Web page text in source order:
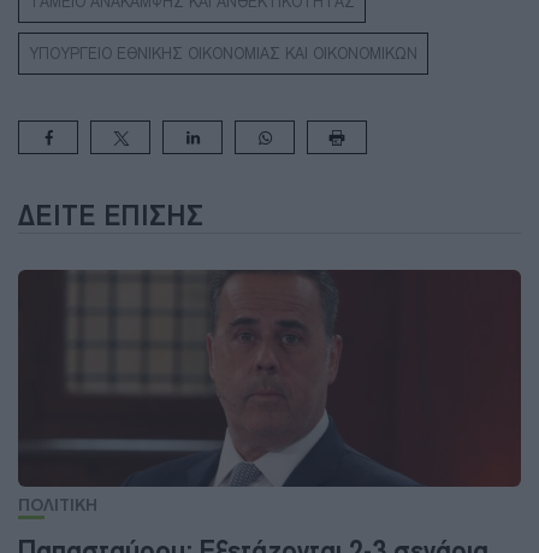
ΥΠΟΥΡΓΕΙΟ ΕΘΝΙΚΗΣ ΟΙΚΟΝΟΜΙΑΣ ΚΑΙ ΟΙΚΟΝΟΜΙΚΩΝ
ΔΕΊΤΕ ΕΠΊΣΗΣ
ΠΟΛΙΤΙΚΗ